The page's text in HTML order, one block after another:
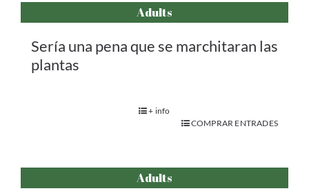
Adults
Sería una pena que se marchitaran las
plantas
+ info
COMPRAR ENTRADES
Adults